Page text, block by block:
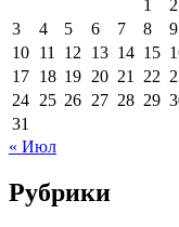
1
2
3
4 5 6 7 8
9
10 11 12 13 14 15
17 18 19 20 21 22
24 25 26 27 28 29
31
« Июл
Рубрики